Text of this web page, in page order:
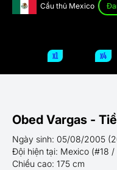
Cầu thủ Mexico
x1 x4
Obed Vargas -
Ngày sinh: 05/08/2005
Đội hiện tại: Mexico (#18 /
Chiều cao: 175 cm